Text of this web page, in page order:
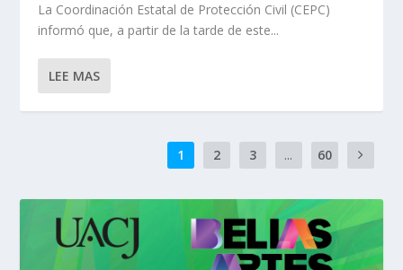
La Coordinación Estatal de Protección Civil (CEPC)
informó que, a partir de la tarde de este...
LEE MAS
1 2 3 ... 60